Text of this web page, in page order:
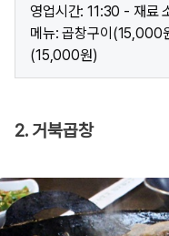
영업시간: 11:30 - 재료
메뉴: 곱창구이(15,000
(15,000원)
2. 거북곱창